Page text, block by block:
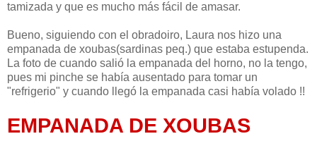
tamizada y que es mucho más fácil de amasar.
Bueno, siguiendo con el obradoiro, Laura nos hizo una
empanada de xoubas(sardinas peq.) que estaba estupenda.
La foto de cuando salió la empanada del horno, no la tengo,
pues mi pinche se había ausentado para tomar un
"refrigerio" y cuando llegó la empanada casi había volado !!
EMPANADA DE XOUBAS